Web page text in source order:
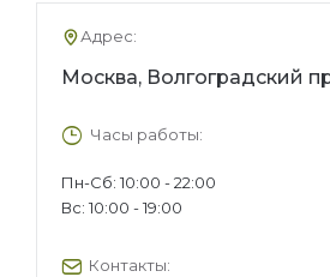
Адрес:
Москва, Волгоградский
Часы работы:
Пн-Сб: 10:00 - 22:00
Вс: 10:00 - 19:00
Контакты: